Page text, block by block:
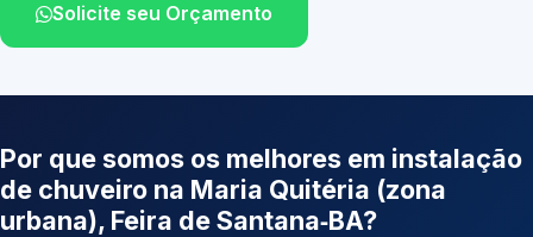
Solicite seu Orçamento
Por que somos os melhores em instalação
de chuveiro na Maria Quitéria (zona
urbana), Feira de Santana‑BA?